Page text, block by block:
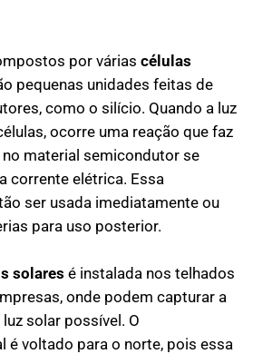
por várias células
pequenas unidades feitas de
como o silício. Quando a luz
ocorre uma reação que faz
material semicondutor se
corrente elétrica. Essa
ser usada imediatamente ou
para uso posterior.
solares é instalada nos telhados
onde podem capturar a
solar possível. O
é voltado para o norte, pois essa